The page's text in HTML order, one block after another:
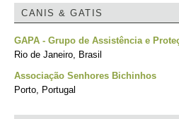
CANIS & GATIS
GAPA - Grupo de Assistência e
Rio de Janeiro, Brasil
Associação Senhores Bichinhos
Porto, Portugal